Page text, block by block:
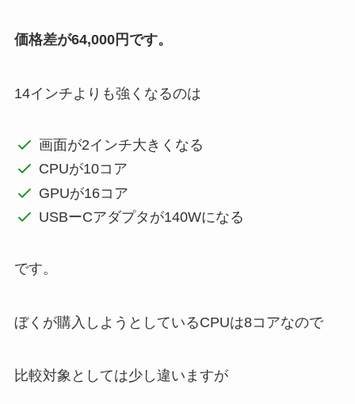
価格差が64,000円です。
14インチよりも強くなるのは
画面が2インチ大きくなる
CPUが10コア
GPUが16コア
USBーCアダプタが140Wになる
です。
ぼくが購入しようとしているCPUは8コアなので
比較対象としては少し違いますが